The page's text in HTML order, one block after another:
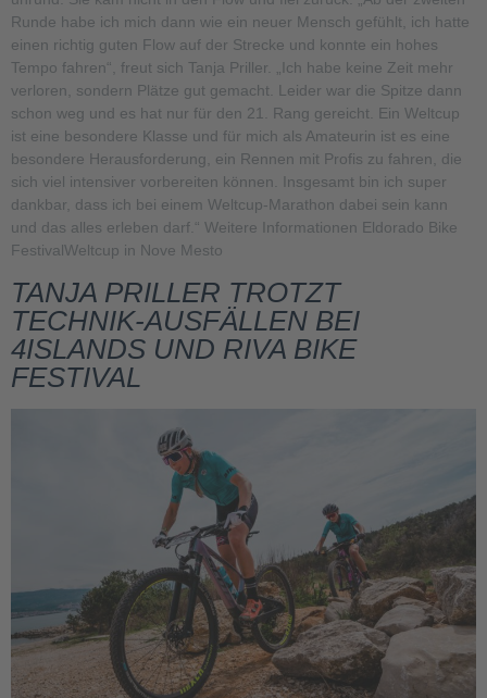
Runde habe ich mich dann wie ein neuer Mensch gefühlt, ich hatte
einen richtig guten Flow auf der Strecke und konnte ein hohes
Tempo fahren“, freut sich Tanja Priller. „Ich habe keine Zeit mehr
verloren, sondern Plätze gut gemacht. Leider war die Spitze dann
schon weg und es hat nur für den 21. Rang gereicht. Ein Weltcup
ist eine besondere Klasse und für mich als Amateurin ist es eine
besondere Herausforderung, ein Rennen mit Profis zu fahren, die
sich viel intensiver vorbereiten können. Insgesamt bin ich super
dankbar, dass ich bei einem Weltcup-Marathon dabei sein kann
und das alles erleben darf.“ Weitere Informationen Eldorado Bike
FestivalWeltcup in Nove Mesto
TANJA PRILLER TROTZT
TECHNIK-AUSFÄLLEN BEI
4ISLANDS UND RIVA BIKE
FESTIVAL